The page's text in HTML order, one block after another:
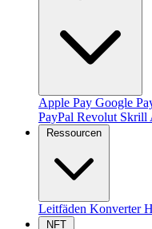
Apple Pay Google
PayPal Revolut Skrill
Ressourcen
Leitfäden Konverter
NFT